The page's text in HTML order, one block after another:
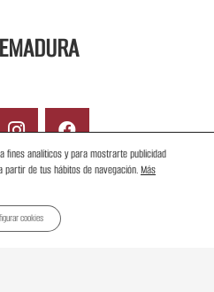
Contacto
fines analíticos y para mostrarte publicidad
partir de tus hábitos de navegación.Más
cookies